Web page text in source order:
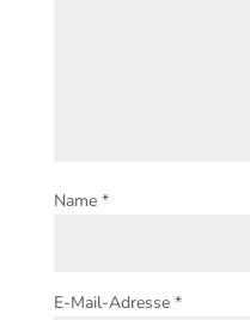
Name *
E-Mail-Adresse *